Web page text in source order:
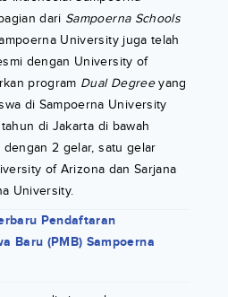
dari Sampoerna Schools
University juga telah
dengan University of
program Dual Degreeyang
di Sampoerna University
di Jakarta di bawah
2 gelar, satu gelar
of Arizona dan Sarjana
University.
Pendaftaran
Baru (PMB) Sampoerna